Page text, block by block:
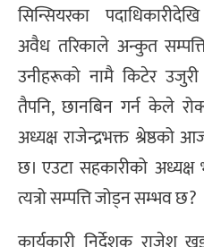
सिन्सियरका
अवैध तरिकाले अन्कुत
उनीहरूको नामै किटेर
तैपनि, छानबिन गर्न केले
अध्यक्ष राजेन्द्रभक्त श्रेष्ठको
छ। एउटा सहकारीको
त्यत्रो सम्पत्ति जोड्न सम्भव छ?